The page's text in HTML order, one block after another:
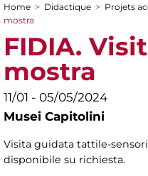
You are here
Home > Didactique > Projets
mostra
FIDIA.
mostra
11/01 - 05/05/2024
Musei Capitolini
Visita guidata tattile-
disponibile su richiesta.